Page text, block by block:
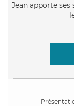
Jean apporte